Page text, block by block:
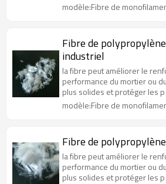
modèle:Fibre de
Fibre de
industriel
la fibre peut améliorer le
performance du mortier ou
plus solides et protéger les p
modèle:Fibre de
Fibre de
la fibre peut améliorer le
performance du mortier ou
plus solides et protéger les p